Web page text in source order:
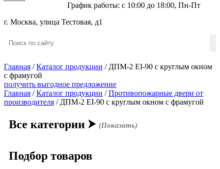
График работы: с 10:00 до 18:00, Пн-Пт
г. Москва, улица Тестовая, д1
Главная /Каталог продукции / ДПМ-2 EI-90 с круглым окном
с фрамугой
получить выгодное предложение
Главная /Каталог продукции /Противопожарные двери от
производителя / ДПМ-2 EI-90 с круглым окном с фрамугой
Все категории ⮞ (Показать)
Подбор товаров